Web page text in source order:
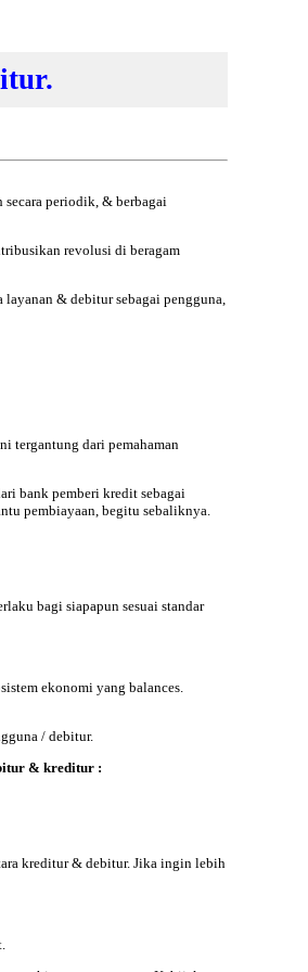
secara periodik, & berbagai
revolusi di beragam
layanan & debitur sebagai pengguna,
tergantung dari pemahaman
bank pemberi kredit sebagai
pembiayaan, begitu sebaliknya.
bagi siapapun sesuai standar
ekonomi yang balances.
/ debitur.
& kreditur :
kreditur & debitur. Jika ingin lebih